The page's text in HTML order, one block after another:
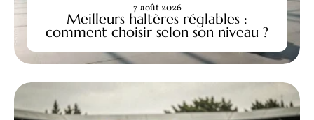
Meilleurs haltères réglables :
comment choisir selon son niveau ?
7 août 2026